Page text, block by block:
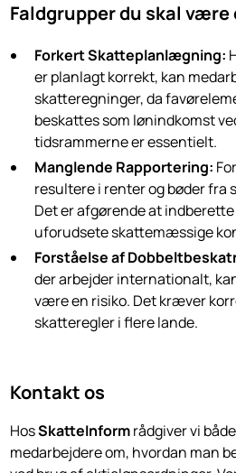
Faldgrupper du skal
Forkert Skatteplanlægning:
er planlagt korrekt, kan
skatteregninger, da
beskattes som lønindkomst
tidsrammerne er essentielt.
Manglende Rapportering:
resultere i renter og bøder fra
Det er afgørende at
uforudsete skattemæssige
Forståelse af
der arbejder internationalt,
være en risiko. Det kræver
skatteregler i flere lande.
Kontakt os
HosSkatteInformrådgiver vi
medarbejdere om, hvordan man